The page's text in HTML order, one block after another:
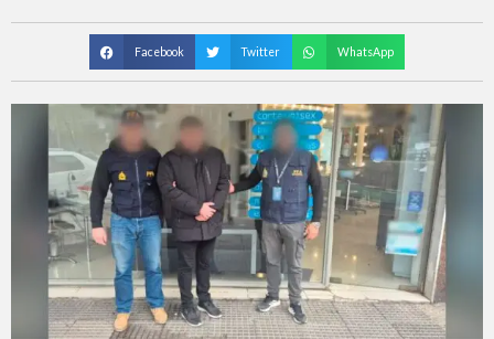
Facebook Twitter WhatsApp